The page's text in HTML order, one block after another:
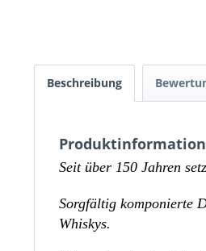
Beschreibung
Seit über 150 Jahren
Sorgfältig komponierte
Whiskys.